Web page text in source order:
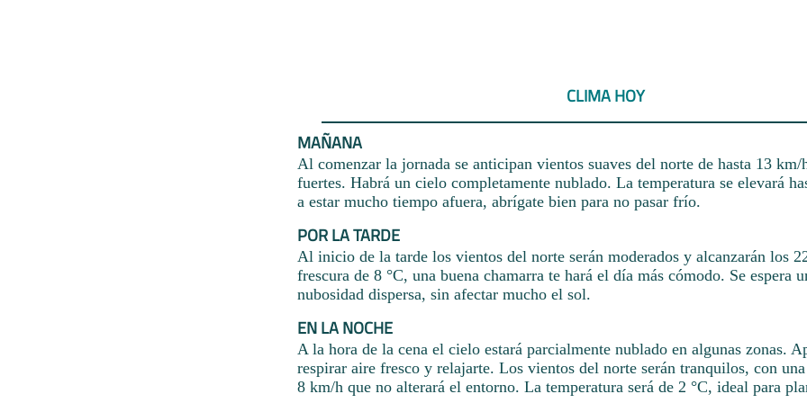
CLIMA HOY
MAÑANA
Al comenzar la jornada se anticipan vientos suaves del norte de hasta 13 km/
fuertes. Habrá un cielo completamente nublado. La temperatura se elevará
a estar mucho tiempo afuera, abrígate bien para no pasar frío.
POR LA TARDE
Al inicio de la tarde los vientos del norte serán moderados y alcanzarán los
frescura de 8 °C, una buena chamarra te hará el día más cómodo. Se espera
nubosidad dispersa, sin afectar mucho el sol.
EN LA NOCHE
A la hora de la cena el cielo estará parcialmente nublado en algunas zonas.
respirar aire fresco y relajarte. Los vientos del norte serán tranquilos, con
8 km/h que no alterará el entorno. La temperatura será de 2 °C, ideal para